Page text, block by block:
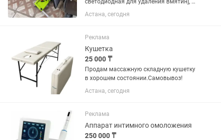
светодиодная для удаления вмятин], 6
полос на штативе из нержавеющей
стали Silver Long может поднимать
новая.легкий, имеющий
эргономичную...
Астана, сегодня
Реклама
Кушетка
25 000 ₸
Продам массажную складную кушетку
в хорошем состоянии.Самовывоз!
Астана, сегодня
Реклама
Аппарат интимного омоложения
250 000 ₸